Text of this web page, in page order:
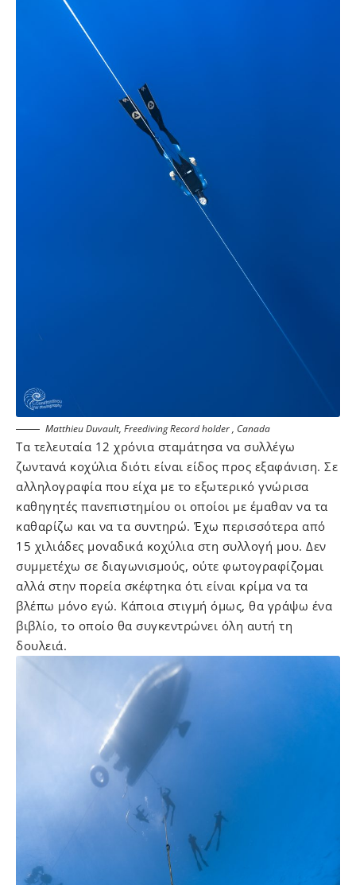
Matthieu Duvault, Freediving Record holder , Canada
Τα τελευταία 12 χρόνια σταμάτησα να συλλέγω
ζωντανά κοχύλια διότι είναι είδος προς εξαφάνιση. Σε
αλληλογραφία που είχα με το εξωτερικό γνώρισα
καθηγητές πανεπιστημίου οι οποίοι με έμαθαν να τα
καθαρίζω και να τα συντηρώ. Έχω περισσότερα από
15 χιλιάδες μοναδικά κοχύλια στη συλλογή μου. Δεν
συμμετέχω σε διαγωνισμούς, ούτε φωτογραφίζομαι
αλλά στην πορεία σκέφτηκα ότι είναι κρίμα να τα
βλέπω μόνο εγώ. Κάποια στιγμή όμως, θα γράψω ένα
βιβλίο, το οποίο θα συγκεντρώνει όλη αυτή τη
δουλειά.